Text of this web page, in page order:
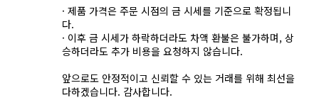
· 제품 가격은 주문 시점의 금 시세를 기준으로 확정됩니
다.
· 이후 금 시세가 하락하더라도 차액 환불은 불가하며, 상
승하더라도 추가 비용을 요청하지 않습니다.
앞으로도 안정적이고 신뢰할 수 있는 거래를 위해 최선을
다하겠습니다. 감사합니다.